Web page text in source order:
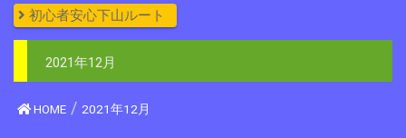
初心者安心下山ルート
2021年12月
HOME 2021年12月